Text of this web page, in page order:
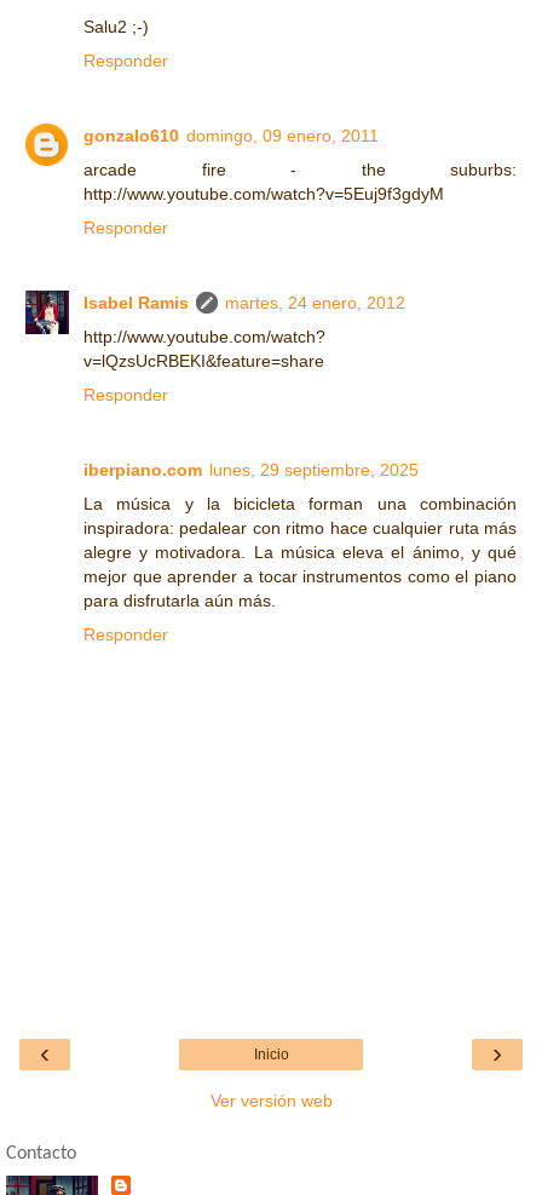
Salu2 ;-)
Responder
gonzalo610 domingo, 09 enero, 2011
arcade fire - the suburbs:
http://www.youtube.com/watch?v=5Euj9f3gdyM
Responder
Isabel Ramis
martes, 24 enero, 2012
http://www.youtube.com/watch?
v=lQzsUcRBEKI&feature=share
Responder
iberpiano.com lunes, 29 septiembre, 2025
La música y la bicicleta forman una combinación
inspiradora: pedalear con ritmo hace cualquier ruta más
alegre y motivadora. La música eleva el ánimo, y qué
mejor que aprender a tocar instrumentos como el piano
para disfrutarla aún más.
Responder
‹ ›
Inicio
Ver versión web
Contacto